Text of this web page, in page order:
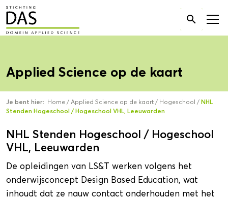
Zoek
naar:

Applied Science op de kaart
Je bent hier: Home / Applied Science op de kaart / Hogeschool / NHL
Stenden Hogeschool / Hogeschool VHL, Leeuwarden
NHL Stenden Hogeschool / Hogeschool
VHL, Leeuwarden
De opleidingen van LS&T werken volgens het
onderwijsconcept Design Based Education, wat
inhoudt dat ze nauw contact onderhouden met het